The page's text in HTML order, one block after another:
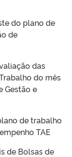
do plano de
de
das
do mês
Gestão e
de trabalho
TAE
de Bolsas de